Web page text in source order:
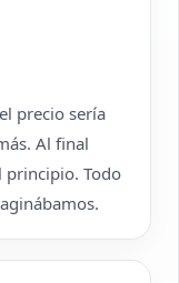
precio sería
Al final
principio. Todo